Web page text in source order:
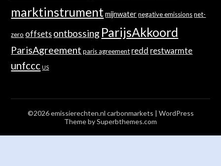
marktinstrument mijnwater negative emissions net-
zero offsets ontbossing ParijsAkkoord
ParisAgreement paris agreement redd restwarmte
unfccc US
©2026 emissierechten.nl carbonmarkets | WordPress
Theme bySuperbthemes.com